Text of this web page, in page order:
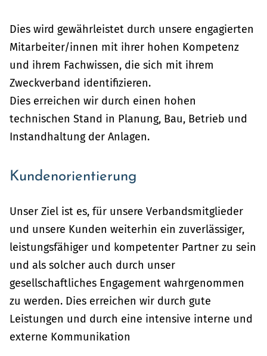
Dies wird gewährleistet durch unsere engagierten
Mitarbeiter/innen mit ihrer hohen Kompetenz
und ihrem Fachwissen, die sich mit ihrem
Zweckverband identifizieren.
Dies erreichen wir durch einen hohen
technischen Stand in Planung, Bau, Betrieb und
Instandhaltung der Anlagen.
Kundenorientierung
Unser Ziel ist es, für unsere Verbandsmitglieder
und unsere Kunden weiterhin ein zuverlässiger,
leistungsfähiger und kompetenter Partner zu sein
und als solcher auch durch unser
gesellschaftliches Engagement wahrgenommen
zu werden. Dies erreichen wir durch gute
Leistungen und durch eine intensive interne und
externe Kommunikation